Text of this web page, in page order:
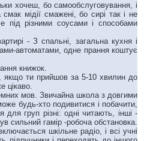
хочеш, бо самообслуговування, і
мідії смажені, бо сирі так і не
під різними соусами і способами
- З спальні, загальна кухня і
автоматами, одне прання коштує
книжок.
якщо ти прийшов за 5-10 хвилин до
цікаво.
мов. Звичайна школа з довгими
будь-хто подивитися і побачити,
груп різні: одні читають, інші -
сильний гамір -робоча обстановка.
шкільне радіо, і всі учні